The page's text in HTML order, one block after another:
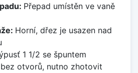
Přepad umístěn ve vaně
Horní, dřez je usazen nad
1 1/2 se špuntem
otvorů, nutno zhotovit